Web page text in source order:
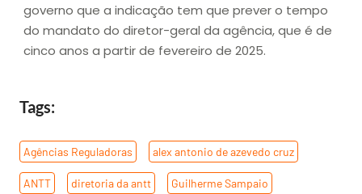
governo que a indicação tem que prever o tempo
do mandato do diretor-geral da agência, que é de
cinco anos a partir de fevereiro de 2025.
Tags:
Agências Reguladoras alex antonio de azevedo cruz
ANTT diretoria da antt Guilherme Sampaio